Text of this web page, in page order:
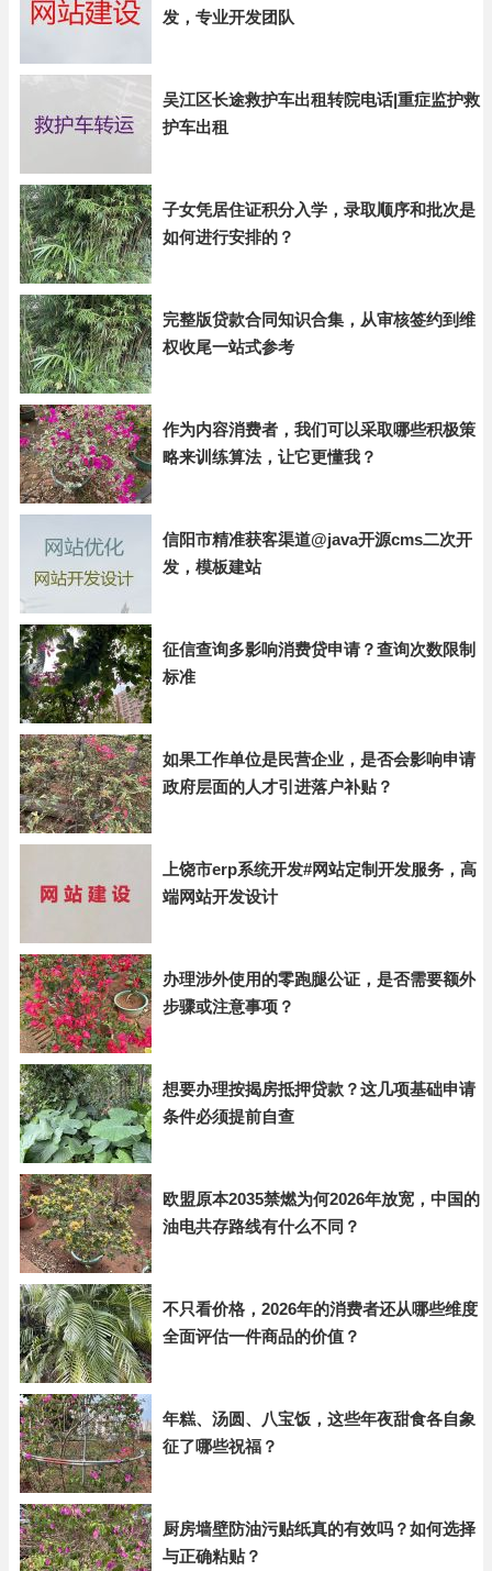
发，专业开发团队
吴江区长途救护车出租转院电话|重症监护救
护车出租
子女凭居住证积分入学，录取顺序和批次是
如何进行安排的？
完整版贷款合同知识合集，从审核签约到维
权收尾一站式参考
作为内容消费者，我们可以采取哪些积极策
略来训练算法，让它更懂我？
信阳市精准获客渠道@java开源cms二次开
发，模板建站
征信查询多影响消费贷申请？查询次数限制
标准
如果工作单位是民营企业，是否会影响申请
政府层面的人才引进落户补贴？
上饶市erp系统开发#网站定制开发服务，高
端网站开发设计
办理涉外使用的零跑腿公证，是否需要额外
步骤或注意事项？
想要办理按揭房抵押贷款？这几项基础申请
条件必须提前自查
欧盟原本2035禁燃为何2026年放宽，中国的
油电共存路线有什么不同？
不只看价格，2026年的消费者还从哪些维度
全面评估一件商品的价值？
年糕、汤圆、八宝饭，这些年夜甜食各自象
征了哪些祝福？
厨房墙壁防油污贴纸真的有效吗？如何选择
与正确粘贴？